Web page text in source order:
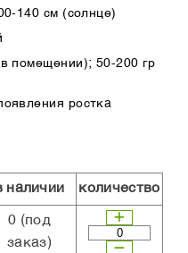
140 см (солнце)
помещении); 50-200 гр
ростка
наличии количество
0 (под
заказ)